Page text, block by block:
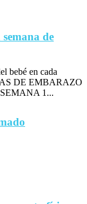
de
bebé en cada
DE EMBARAZO
1...